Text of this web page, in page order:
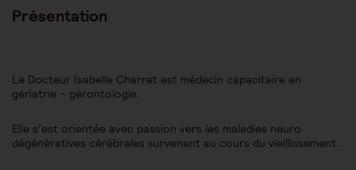
Présentation
Le Docteur Isabelle Charret est médecin capacitaire en
gériatrie – gérontologie.
Elle s’est orientée avec passion vers les maladies neuro
dégénératives cérébrales survenant au cours du vieillissement.